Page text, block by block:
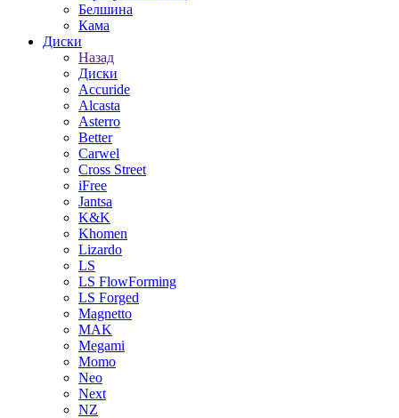
Белшина
Кама
Диски
Назад
Диски
Accuride
Alcasta
Asterro
Better
Carwel
Cross Street
iFree
Jantsa
K&K
Khomen
Lizardo
LS
LS FlowForming
LS Forged
Magnetto
MAK
Megami
Momo
Neo
Next
NZ